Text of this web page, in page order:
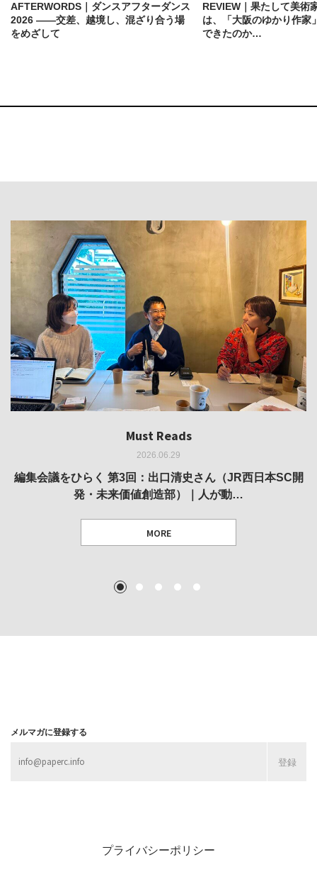
AFTERWORDS｜ダンスアフターダンス
2026 ——交差、越境し、混ざり合う場
をめざして
REVIEW｜果たして美術
は、「大阪のゆかり作家
できたのか…
Must Reads
2026.06.29
編集会議をひらく 第3回：出口清史さん（JR西日本SC開
発・未来価値創造部）｜人が動…
MORE
Must Reads
2026.05.14
REVIEW｜果たして美術家・梅津庸一は、「大阪のゆかり
作家」となることができたのか…
Must Reads
2026.03.11
REPORT｜博覧会の残像
MORE
Must Reads
2026.02.25
REVIEW｜菊池聡太朗 個展「余りの風景」
MORE
Must Reads
2025.10.01
REVIEW｜生の存在証明としての線——「ライフライン」
展
1 2 3 4 5
メルマガに登録する
プライバシーポリシー